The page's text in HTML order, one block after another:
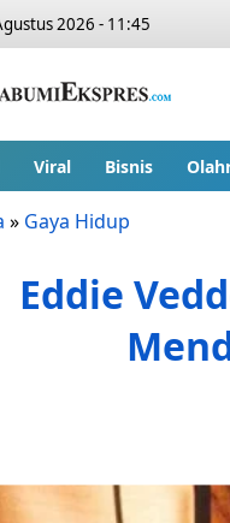
2026 - 11:45
Viral Bisnis
» Gaya Hidup
Eddie